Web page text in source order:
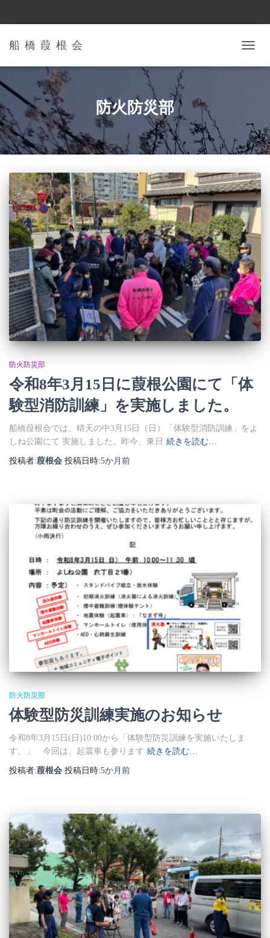
船 橋 葭 根 会
ビ
ン
を
切
り
え
防火防災部
防火防災部
令和8年3月15日に葭根公園にて「体
験型消防訓練」を実施しました。
船橋葭根会では、晴天の中3月15日（日）「体験型消防訓練」をよ
しね公園にて 実施しました。昨今、東日 続きを読む…
投稿者:葭根会 投稿日時:5か月 前
防火防災部
体験型防災訓練実施のお知らせ
令和8年3月15日(日)10:00から「体験型防災訓練を実施いたしま
す。」 今回は、起震車も参ります 続きを読む…
投稿者:葭根会 投稿日時:5か月 前